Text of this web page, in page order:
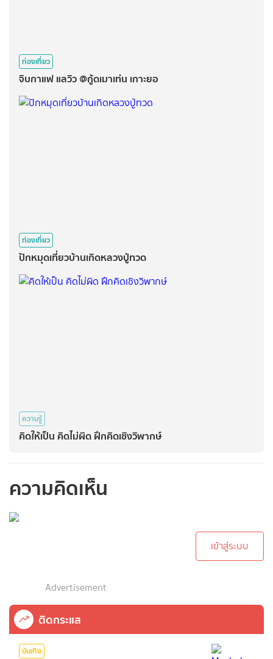
ท่องเที่ยว
จิบกาแฟ แลวิว @กู้ดเมาเท่น เกาะยอ
ท่องเที่ยว
ปักหมุดเที่ยวบ้านเกิดหลวงปู่ทวด
ความรู้
คิดให้เป็น คิดไม่ผิด ฝึกคิดเชิงวิพากษ์
ความคิดเห็น
เข้าสู่ระบบ
Advertisement
ติดกระแส
บันเทิง